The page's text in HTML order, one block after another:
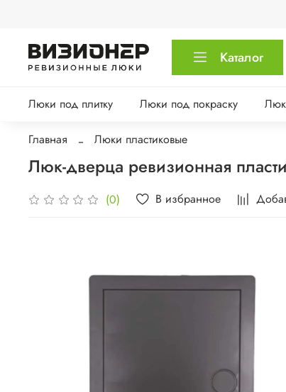
Каталог
Люки под плитку Люки под покраску
Главная Люки пластиковые
Люк-дверца ревизионная
(0) В избранное